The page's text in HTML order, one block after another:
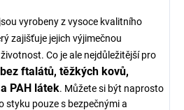
jsou vyrobeny z vysoce kvalitního
zajišťuje jejich výjimečnou
Co je ale nejdůležitější pro
bez ftalátů, těžkých kovů,
PAH látek. Můžete si být naprosto
styku pouze s bezpečnými a